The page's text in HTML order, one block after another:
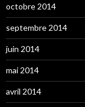
octobre 2014
septembre 2014
juin 2014
mai 2014
avril 2014